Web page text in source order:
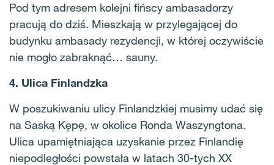
Pod tym adresem kolejni fińscy ambasadorzy
pracują do dziś. Mieszkają w przylegającej do
budynku ambasady rezydencji, w której oczywiście
nie mogło zabraknąć… sauny.
4. Ulica Finlandzka
W poszukiwaniu ulicy Finlandzkiej musimy udać się
na Saską Kępę, w okolice Ronda Waszyngtona.
Ulica upamiętniająca uzyskanie przez Finlandię
niepodległości powstała w latach 30-tych XX